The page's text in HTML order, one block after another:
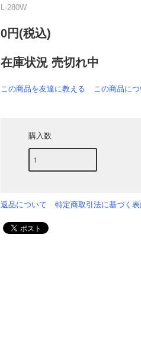
L-280W
0円(税込)
在庫状況 売切れ中
この商品を友達に教える この商品に
購入数
返品について 特定商取引法に基づく